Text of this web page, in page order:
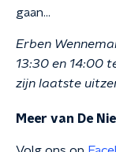
gaan...
Erben
13:30 en 14:00
zijn laatste
Meer van De